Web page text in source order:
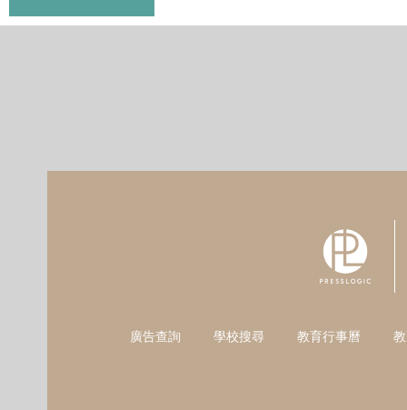
廣告查詢 學校搜尋 教育行事曆